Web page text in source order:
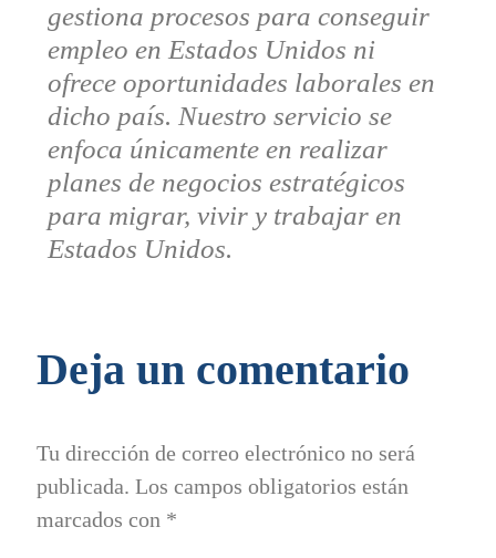
gestiona procesos para conseguir
empleo en Estados Unidos ni
ofrece oportunidades laborales en
dicho país. Nuestro servicio se
enfoca únicamente en realizar
planes de negocios estratégicos
para migrar, vivir y trabajar en
Estados Unidos.
Deja un comentario
Tu dirección de correo electrónico no será
publicada. Los campos obligatorios están
marcados con *